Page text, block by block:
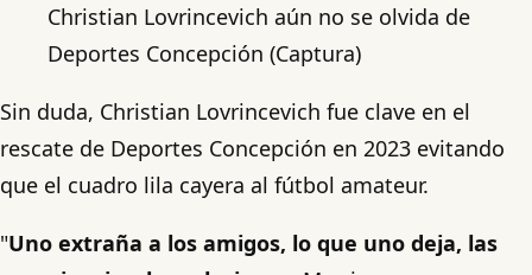
Christian Lovrincevich aún no se olvida de
Deportes Concepción (Captura)
Sin duda, Christian Lovrincevich fue clave en el
rescate de Deportes Concepción en 2023 evitando
que el cuadro lila cayera al fútbol amateur.
"Uno extraña a los amigos, lo que uno deja, las